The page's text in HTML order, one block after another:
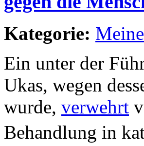
Kategorie:
Ein unter der
Ukas, wegen
wurde, verwehrt
Behandlung in